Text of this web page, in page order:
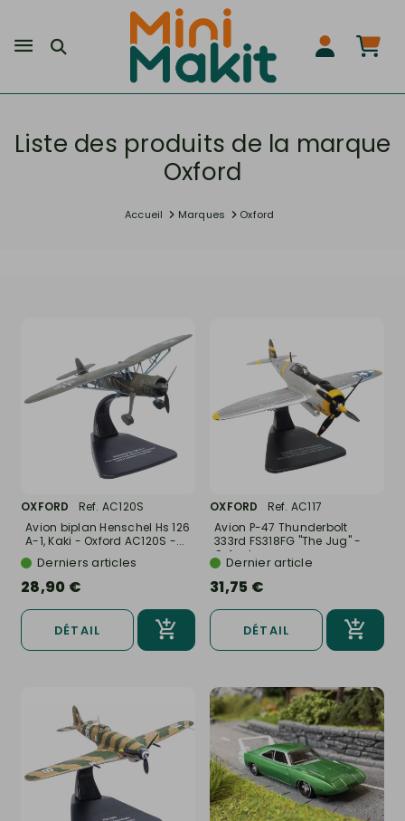
Liste des produits de la marque
Oxford
Accueil Marques Oxford
OXFORD
Ref. AC120S
Avion biplan Henschel Hs 126
A-1, Kaki - Oxford AC120S -...
Derniers articles
28,90 €
DÉTAIL
OXFORD
Ref. AC117
Avion P-47 Thunderbolt
333rd FS318FG "The Jug" -
Oxford...
Dernier article
31,75 €
DÉTAIL